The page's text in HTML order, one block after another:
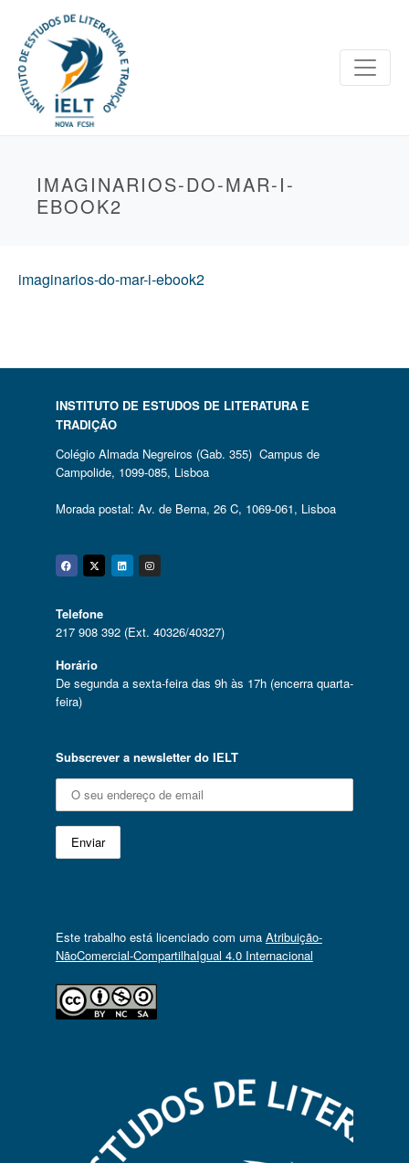
IMAGINARIOS-DO-MAR-I-
EBOOK2
imaginarios-do-mar-i-ebook2
INSTITUTO DE ESTUDOS DE LITERATURA E
TRADIÇÃO
Colégio Almada Negreiros (Gab. 355) Campus de
Campolide, 1099-085, Lisboa
Morada postal: Av. de Berna, 26 C, 1069-061, Lisboa
Facebook
Twitter
Linkedin
Instagram
Telefone
217 908 392 (Ext. 40326/40327)
Horário
De segunda a sexta-feira das 9h às 17h (encerra quarta-
feira)
Subscrever a newsletter do IELT
Este trabalho está licenciado com uma Atribuição-
NãoComercial-CompartilhaIgual 4.0 Internacional